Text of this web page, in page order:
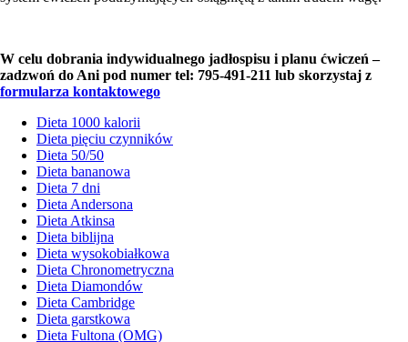
W celu dobrania indywidualnego jadłospisu i planu ćwiczeń –
zadzwoń do Ani pod numer tel: 795-491-211 lub skorzystaj z
formularza kontaktowego
Dieta 1000 kalorii
Dieta pięciu czynników
Dieta 50/50
Dieta bananowa
Dieta 7 dni
Dieta Andersona
Dieta Atkinsa
Dieta biblijna
Dieta wysokobiałkowa
Dieta Chronometryczna
Dieta Diamondów
Dieta Cambridge
Dieta garstkowa
Dieta Fultona (OMG)